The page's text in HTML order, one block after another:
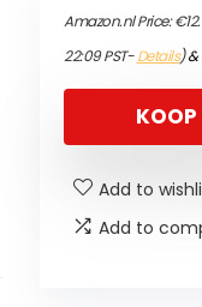
Amazon.nl Price:€
22:09 PST-Details)&
Add to
Add to